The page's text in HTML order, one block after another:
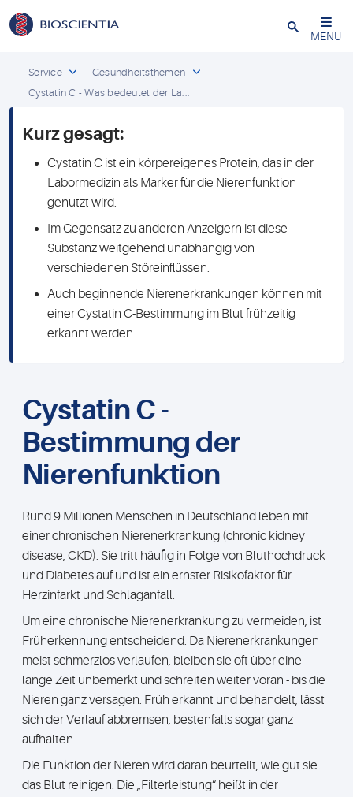
Schließen
MENU
Service
Gesundheitsthemen
Cystatin C - Was bedeutet der La...
Kurz gesagt:
Cystatin C ist ein körpereigenes Protein, das in der
Labormedizin als Marker für die Nierenfunktion
genutzt wird.
Im Gegensatz zu anderen Anzeigern ist diese
Substanz weitgehend unabhängig von
verschiedenen Störeinflüssen.
Auch beginnende Nierenerkrankungen können mit
einer Cystatin C-Bestimmung im Blut frühzeitig
erkannt werden.
Cystatin C -
Bestimmung der
Nierenfunktion
Rund 9 Millionen Menschen in Deutschland leben mit
einer chronischen Nierenerkrankung (chronic kidney
disease, CKD). Sie tritt häufig in Folge von Bluthochdruck
und Diabetes auf und ist ein ernster Risikofaktor für
Herzinfarkt und Schlaganfall.
Um eine chronische Nierenerkrankung zu vermeiden, ist
Früherkennung entscheidend. Da Nierenerkrankungen
meist schmerzlos verlaufen, bleiben sie oft über eine
lange Zeit unbemerkt und schreiten weiter voran - bis die
Nieren ganz versagen. Früh erkannt und behandelt, lässt
sich der Verlauf abbremsen, bestenfalls sogar ganz
aufhalten.
Die Funktion der Nieren wird daran beurteilt, wie gut sie
das Blut reinigen. Die „Filterleistung“ heißt in der